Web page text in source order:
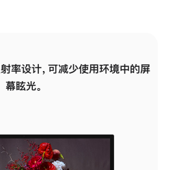
率设计，可减少使用环境中的屏
幕眩光。